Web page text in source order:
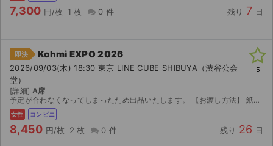
ご利用ガイド
手数料・お支払い方法
AIに質問する
よくある質問
お知らせ
7,300 円/枚 1 枚 0 件 残り 7 日
即決 Kohmi EXPO 2026
2026/09/03(木) 18:30 東京 LINE CUBE SHIBUYA（渋谷公会
堂）
[詳細] A席
予定が合わなくなってしまったため出品いたします。 【お渡し方法】 紙チケット。発券番号です。 ローソン、ミニストップ。 取引連絡にて8/27以降発券可能です。 座席は発券時にわかります。 ...
女性 コンビニ
8,450 円/枚 2 枚 0 件 残り 26 日
5